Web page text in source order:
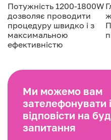
Потужність 1200-1800W
дозволяє проводити
процедуру швидко і з
максимальною
ефективністю
Ми можемо вам
зателефонувати і
відповісти на
запитання